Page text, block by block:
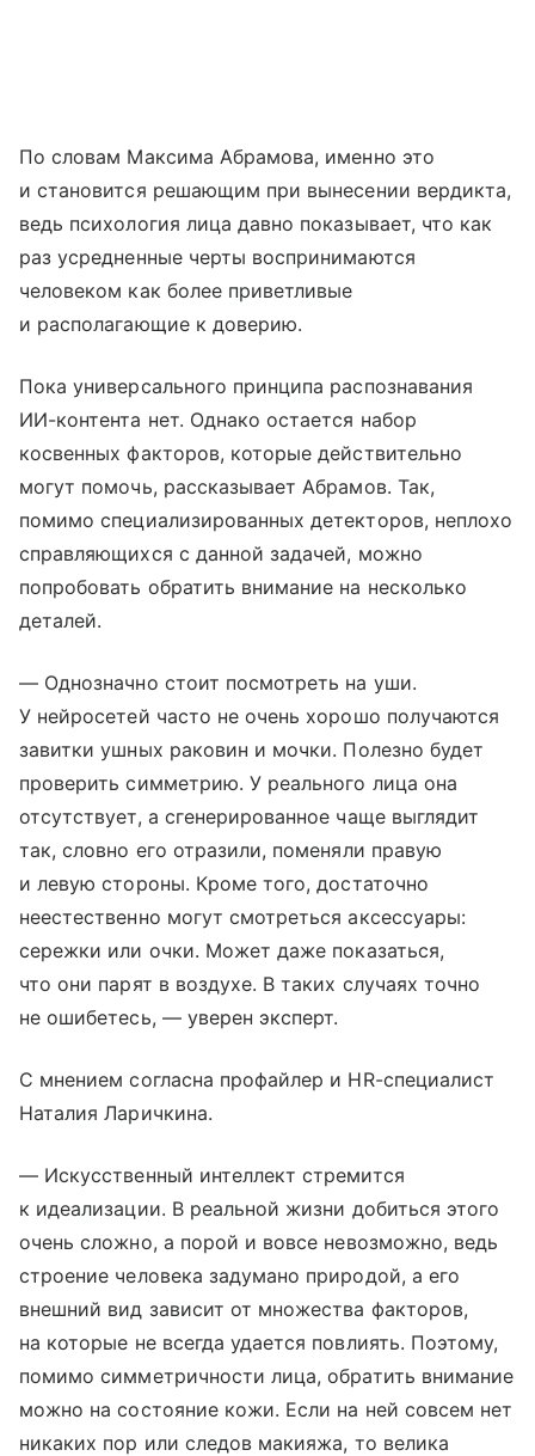
По словам Максима Абрамова, именно это
и становится решающим при вынесении вердикта,
ведь психология лица давно показывает, что как
раз усредненные черты воспринимаются
человеком как более приветливые
и располагающие к доверию.
Пока универсального принципа распознавания
ИИ-контента нет. Однако остается набор
косвенных факторов, которые действительно
могут помочь, рассказывает Абрамов. Так,
помимо специализированных детекторов, неплохо
справляющихся с данной задачей, можно
попробовать обратить внимание на несколько
деталей.
— Однозначно стоит посмотреть на уши.
У нейросетей часто не очень хорошо получаются
завитки ушных раковин и мочки. Полезно будет
проверить симметрию. У реального лица она
отсутствует, а сгенерированное чаще выглядит
так, словно его отразили, поменяли правую
и левую стороны. Кроме того, достаточно
неестественно могут смотреться аксессуары:
сережки или очки. Может даже показаться,
что они парят в воздухе. В таких случаях точно
не ошибетесь, — уверен эксперт.
С мнением согласна профайлер и HR-специалист
Наталия Ларичкина.
— Искусственный интеллект стремится
к идеализации. В реальной жизни добиться этого
очень сложно, а порой и вовсе невозможно, ведь
строение человека задумано природой, а его
внешний вид зависит от множества факторов,
на которые не всегда удается повлиять. Поэтому,
помимо симметричности лица, обратить внимание
можно на состояние кожи. Если на ней совсем нет
никаких пор или следов макияжа, то велика